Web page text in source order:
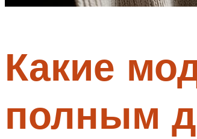
Какие
полным